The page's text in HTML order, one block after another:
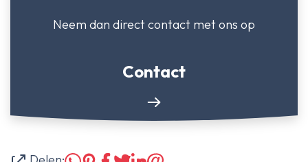
Neem dan direct contact met ons op
Contact